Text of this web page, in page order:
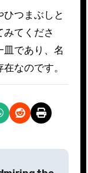
つまぶしと
てくださ
皿であり、名
なのです。